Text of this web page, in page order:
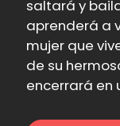
saltará y
aprenderá a
mujer que
de su
encerrará en